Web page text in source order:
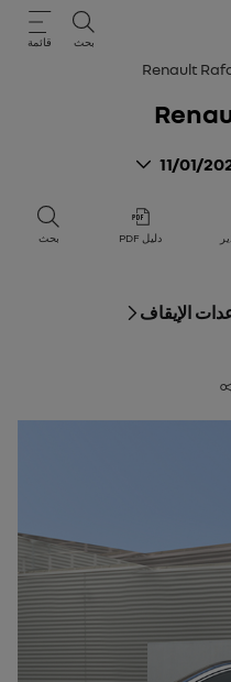
بحث قائمة
Renault
11/01/
دليل PDF بحث
الإيقاف
المفضلة